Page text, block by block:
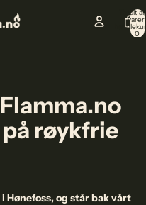
Totalt
varer
0
røykfrie
Hønefoss, og står bak vårt